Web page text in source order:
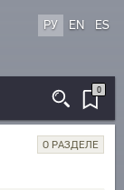
РУ EN ES
0
БУНИН И. А.
О РАЗДЕЛЕ